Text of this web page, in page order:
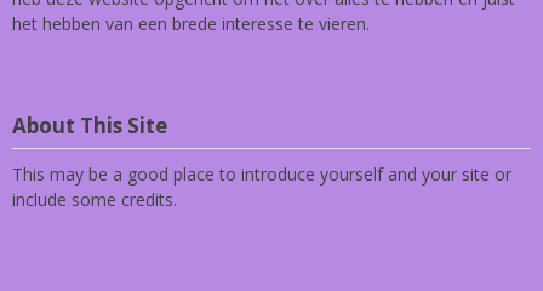
het hebben van een brede interesse te vieren.
About This Site
This may be a good place to introduce yourself and your site or
include some credits.